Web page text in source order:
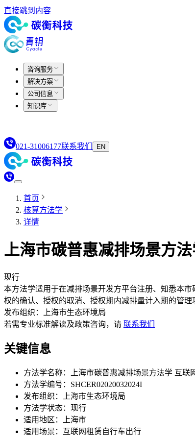
直接跳到内容
咨询服务
解决方案
公司信息
知识库
021-31006177联系我们 EN
首页
核算方法学
详情
上海市碳普惠减排场景方法
现行
本方法学适用于在减排场景开发方平台注册、知悉本
权的确认、授权的取消、授权期内减排量计入期的管理
发布组织：
上海市生态环境局
若需专业标准解读及政策咨询，请 联系我们
关键信息
方法学名称：
上海市碳普惠减排场景方法学 互联
方法学编号： SHCER02020032024I
发布组织：
上海市生态环境局
方法学状态： 现行
适用地区：
上海市
适用场景： 互联网租赁自行车出行